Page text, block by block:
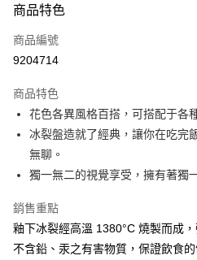
信用卡一次付款
超商取貨付款
街口支付
悠遊付
AFTEE先享後付
【關於「AFTEE先享後付」】
AFTEE先享後付是「在收到商品之後才
便利好安心！
１．簡單：不需註冊會員、不需綁卡、
ATM付款
商品特色
商品編號
9204714
商品特色
花色各異風格百搭，可搭配于各
冰裂盤造就了經典，讓你在吃完
無聊。
獨一無二的視覺享受，擁有著獨
銷售重點
釉下冰裂經高溫 1380°C 燒製而成
不含鉛、汞之有害物質，保證飲食的